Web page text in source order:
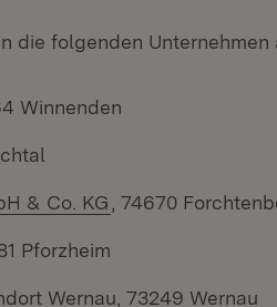
die folgenden Unternehmen
in neuem Fenster)
Winnenden
Fenster)
& Co. KG (Öffnet in neuem
, 74670
in neuem Fenster)
Pforzheim
in neuem Fenster)
Wernau, 73249 Wernau